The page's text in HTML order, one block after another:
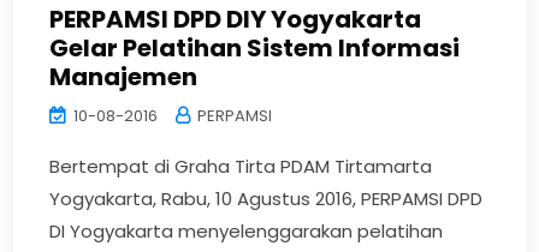
PERPAMSI DPD DIY Yogyakarta
Gelar Pelatihan Sistem Informasi
Manajemen
10-08-2016 PERPAMSI
Bertempat di Graha Tirta PDAM Tirtamarta
Yogyakarta, Rabu, 10 Agustus 2016, PERPAMSI DPD
DI Yogyakarta menyelenggarakan pelatihan